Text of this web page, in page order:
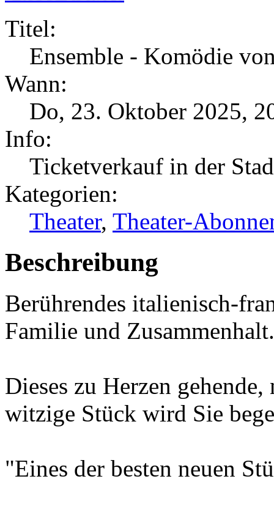
Titel:
Ensemble - Komödie
Wann:
Do, 23. Oktober 2025,
Info:
Ticketverkauf in der
Kategorien:
Theater, Theater-
Beschreibung
Berührendes italienisch-
Familie und Zusammenhalt.
Dieses zu Herzen
witzige Stück wird Sie
"Eines der besten neuen